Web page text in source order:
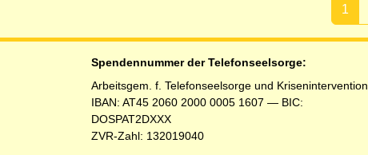
1
Spendennummer der Telefonseelsorge:
Arbeitsgem. f. Telefonseelsorge und Krisenintervention
IBAN: AT45 2060 2000 0005 1607 — BIC:
DOSPAT2DXXX
ZVR-Zahl: 132019040